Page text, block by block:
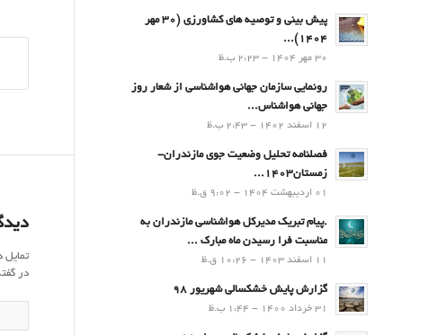
تمایل
در
پیش بینی و توصیه های کشاورزی (30 مهر
۱۴۰۴)...
30 مهر 1404 - 2:23 ب.ظ
رونمایی سازمان جهانی هواشناسی از شعار روز
جهانی هواشناس...
12 اسفند 1402 - 2:43 ب.ظ
فصلنامه تحلیل وضعیت جوی مازندران-
زمستان۱۴۰۳...
01 اردیبهشت 1404 - 9:02 ق.ظ
.پيام تبريك مدیرکل هواشناسی مازندران به
مناسبت فرا رسيدن ماه مبارك ...
11 اسفند 1403 - 10:26 ق.ظ
گزارش پایش خشکسالی شهریور 98
31 خرداد 1400 - 1:44 ب.ظ